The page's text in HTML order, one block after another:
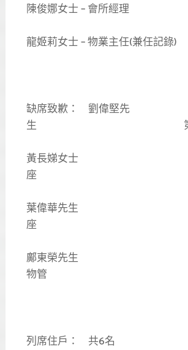
陳俊娜女士 – 會所經理
龍姬莉女士 – 物業主任(兼任記錄)
缺席致歉： 劉偉堅先
生 第三
黃長娣女士
座
葉偉華先生
座
鄺東榮先生
物管
列席住戶： 共6名